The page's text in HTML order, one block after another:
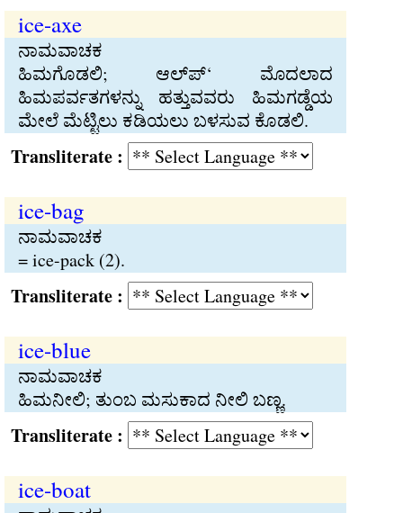
ice-axe
ನಾಮವಾಚಕ
ಹಿಮಗೊಡಲಿ; ಆಲ್ಪ್‍‘ ಮೊದಲಾದ
ಹಿಮಪರ್ವತಗಳನ್ನು ಹತ್ತುವವರು ಹಿಮಗಡ್ಡೆಯ
ಮೇಲೆ ಮೆಟ್ಟಿಲು ಕಡಿಯಲು ಬಳಸುವ ಕೊಡಲಿ.
:
ice-bag
ನಾಮವಾಚಕ
= ice-pack (2).
:
ice-blue
ನಾಮವಾಚಕ
ಹಿಮನೀಲಿ; ತುಂಬ ಮಸುಕಾದ ನೀಲಿ ಬಣ್ಣ.
:
ice-boat